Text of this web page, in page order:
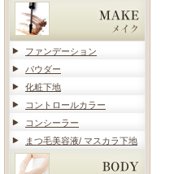
ファンデーション
パウダー
化粧下地
コントロールカラー
コンシーラー
まつ毛美容液/ マスカラ下地